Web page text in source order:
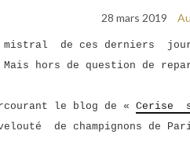
28 mars 2019
de ces derniers jours
hors de question de
le blog de « Cerise
de champignons de